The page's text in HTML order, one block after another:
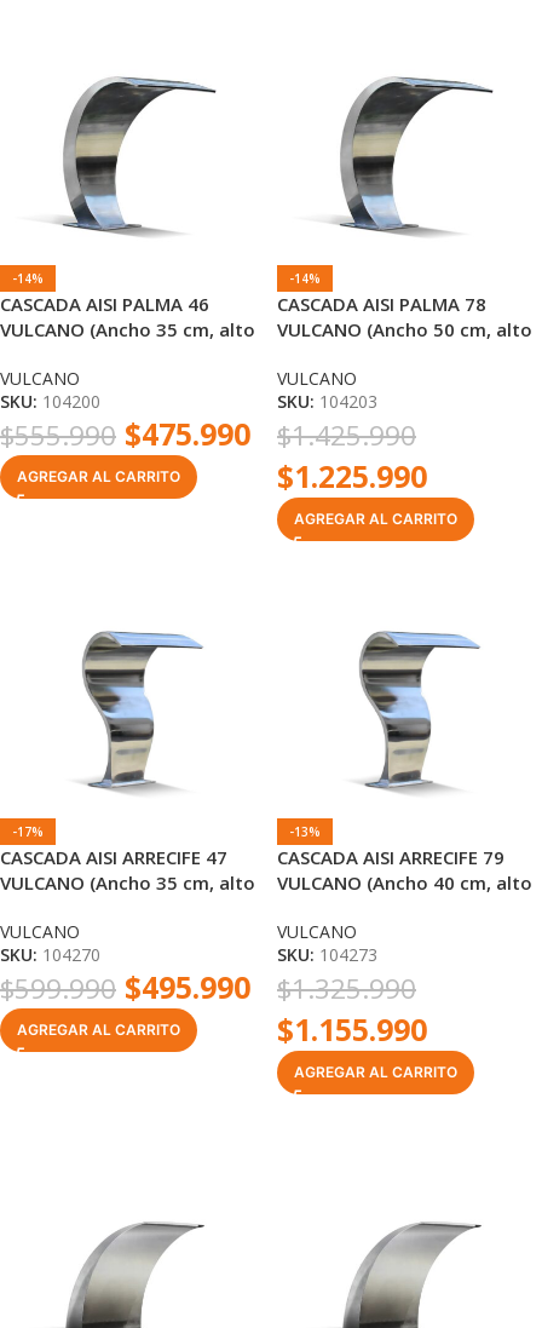
-14%
CASCADA AISI PALMA 46
VULCANO (Ancho 35 cm, alto
VULCANO
SKU: 104200
$555.990 $475.990
AGREGAR AL CARRITO
-14%
CASCADA AISI PALMA 78
VULCANO (Ancho 50 cm, alto
VULCANO
SKU: 104203
$1.425.990
$1.225.990
AGREGAR AL CARRITO
-17%
CASCADA AISI ARRECIFE 47
VULCANO (Ancho 35 cm, alto
VULCANO
SKU: 104270
$599.990 $495.990
AGREGAR AL CARRITO
-13%
CASCADA AISI ARRECIFE 79
VULCANO (Ancho 40 cm, alto
VULCANO
SKU: 104273
$1.325.990
$1.155.990
AGREGAR AL CARRITO